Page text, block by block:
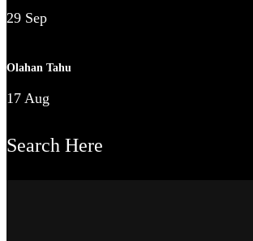
29 Sep
Olahan Tahu
17 Aug
Search Here